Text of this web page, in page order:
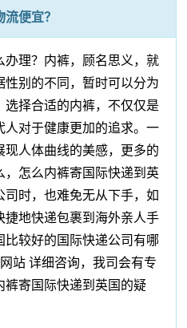
便宜？
办理？内裤，顾名思义，就
别的不同，暂时可以分为
择合适的内裤，不仅仅是
人对于健康更加的追求。一
人体曲线的美感，更多的
，怎么内裤寄国际快递到英
司时，也难免无从下手，如
捷地快递包裹到海外亲人手
较好的国际快递公司有哪
站 详细咨询，我司会有专
裤寄国际快递到英国的疑